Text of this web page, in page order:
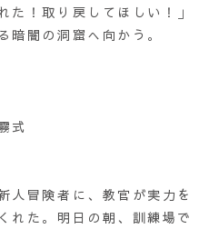
た！取り戻してほしい！」
暗闇の洞窟へ向かう。
式
人冒険者に、教官が実力を
れた。明日の朝、訓練場で